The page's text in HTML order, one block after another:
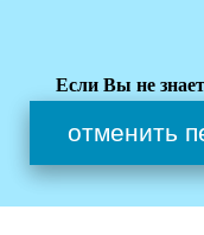
Если Вы не
отменить